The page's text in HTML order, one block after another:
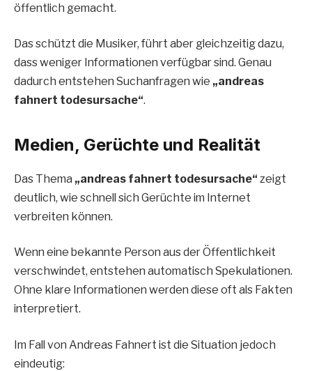
öffentlich gemacht.
Das schützt die Musiker, führt aber gleichzeitig dazu,
dass weniger Informationen verfügbar sind. Genau
dadurch entstehen Suchanfragen wie „andreas
fahnert todesursache“.
Medien, Gerüchte und Realität
Das Thema „andreas fahnert todesursache“ zeigt
deutlich, wie schnell sich Gerüchte im Internet
verbreiten können.
Wenn eine bekannte Person aus der Öffentlichkeit
verschwindet, entstehen automatisch Spekulationen.
Ohne klare Informationen werden diese oft als Fakten
interpretiert.
Im Fall von Andreas Fahnert ist die Situation jedoch
eindeutig: